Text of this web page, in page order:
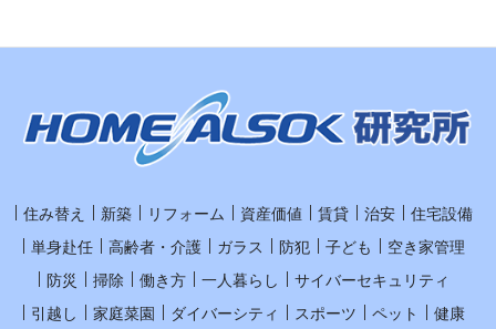
住み替え 新築 リフォーム 資産価値 賃貸 治安
住宅設備
単身赴任
高齢者・介護 ガラス 防犯 子ども
空き家管理
防災
掃除 働き方 一人暮らし
サイバーセキュリティ
引越し
家庭菜園 ダイバーシティ スポーツ ペット
健康